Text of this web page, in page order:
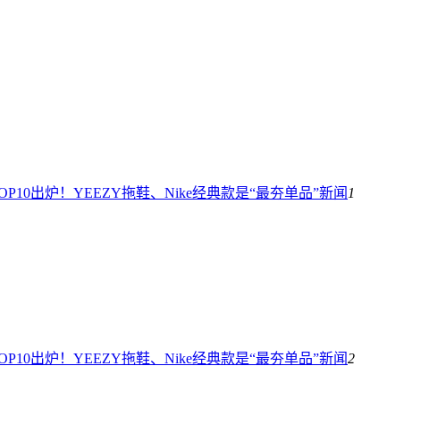
出炉！YEEZY拖鞋、Nike经典款是“最夯单品”新闻1
出炉！YEEZY拖鞋、Nike经典款是“最夯单品”新闻2